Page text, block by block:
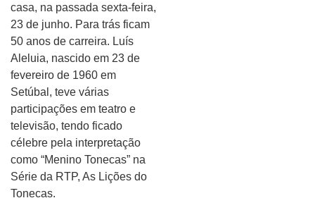
casa, na passada sexta-feira,
23 de junho. Para trás ficam
50 anos de carreira. Luís
Aleluia, nascido em 23 de
fevereiro de 1960 em
Setúbal, teve várias
participações em teatro e
televisão, tendo ficado
célebre pela interpretação
como “Menino Tonecas” na
Série da RTP, As Lições do
Tonecas.